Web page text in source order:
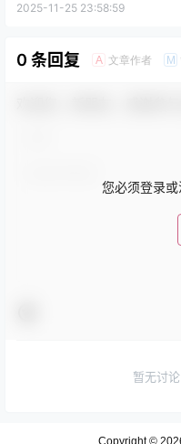
2025-11-25 23:58:59
0 条回复 A 文章作者 M
您必须登录
暂无讨
Copyright ©